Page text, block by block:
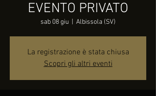
EVENTO PRIVATO
sab 08 giu Albissola (SV)
La registrazione è stata chiusa
Scopri gli altri eventi